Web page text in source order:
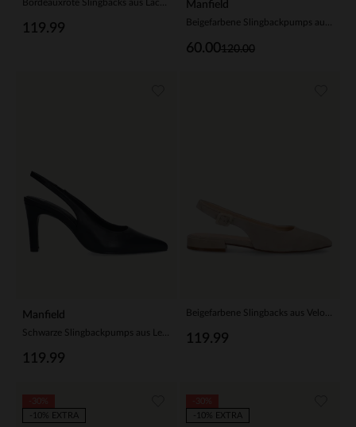
119.99
Manfield
120.00
60.00
Manfield
119.99
119.99
-10% EXTRA
-10% EXTRA